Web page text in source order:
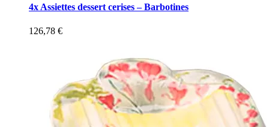
4x Assiettes dessert cerises – Barbotines
126,78 €